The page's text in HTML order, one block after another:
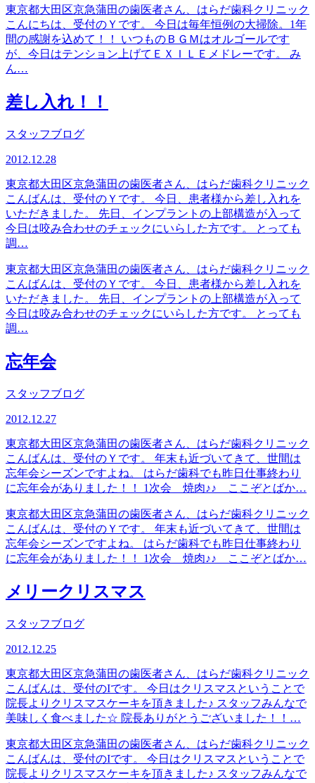
東京都大田区京急蒲田の歯医者さん、はらだ歯科クリニック
こんにちは、受付のＹです。 今日は毎年恒例の大掃除。1年
間の感謝を込めて！！ いつものＢＧＭはオルゴールです
が、今日はテンション上げてＥＸＩＬＥメドレーです。 み
ん…
差し入れ！！
スタッフブログ
2012.12.28
東京都大田区京急蒲田の歯医者さん、はらだ歯科クリニック
こんばんは、受付のＹです。 今日、患者様から差し入れを
いただきました。 先日、インプラントの上部構造が入って
今日は咬み合わせのチェックにいらした方です。 とっても
調…
東京都大田区京急蒲田の歯医者さん、はらだ歯科クリニック
こんばんは、受付のＹです。 今日、患者様から差し入れを
いただきました。 先日、インプラントの上部構造が入って
今日は咬み合わせのチェックにいらした方です。 とっても
調…
忘年会
スタッフブログ
2012.12.27
東京都大田区京急蒲田の歯医者さん、はらだ歯科クリニック
こんばんは、受付のＹです。 年末も近づいてきて、世間は
忘年会シーズンですよね。 はらだ歯科でも昨日仕事終わり
に忘年会がありました！！ 1次会 焼肉♪♪ ここぞとばか…
東京都大田区京急蒲田の歯医者さん、はらだ歯科クリニック
こんばんは、受付のＹです。 年末も近づいてきて、世間は
忘年会シーズンですよね。 はらだ歯科でも昨日仕事終わり
に忘年会がありました！！ 1次会 焼肉♪♪ ここぞとばか…
メリークリスマス
スタッフブログ
2012.12.25
東京都大田区京急蒲田の歯医者さん、はらだ歯科クリニック
こんばんは、受付のIです。 今日はクリスマスということで
院長よりクリスマスケーキを頂きました♪ スタッフみんなで
美味しく食べました☆ 院長ありがとうございました！！…
東京都大田区京急蒲田の歯医者さん、はらだ歯科クリニック
こんばんは、受付のIです。 今日はクリスマスということで
院長よりクリスマスケーキを頂きました♪ スタッフみんなで